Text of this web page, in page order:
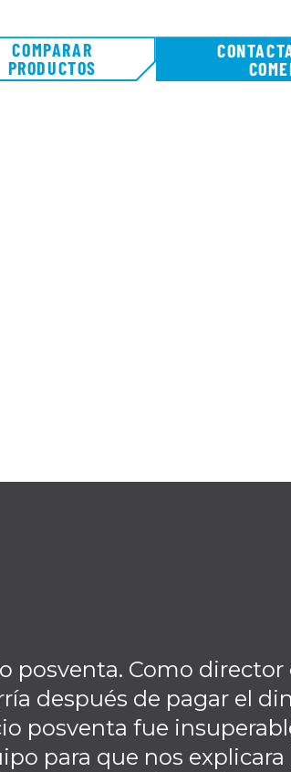
COMPARAR
PRODUCTOS
posventa. Como director
después de pagar el
posventa fue
para que nos explicara